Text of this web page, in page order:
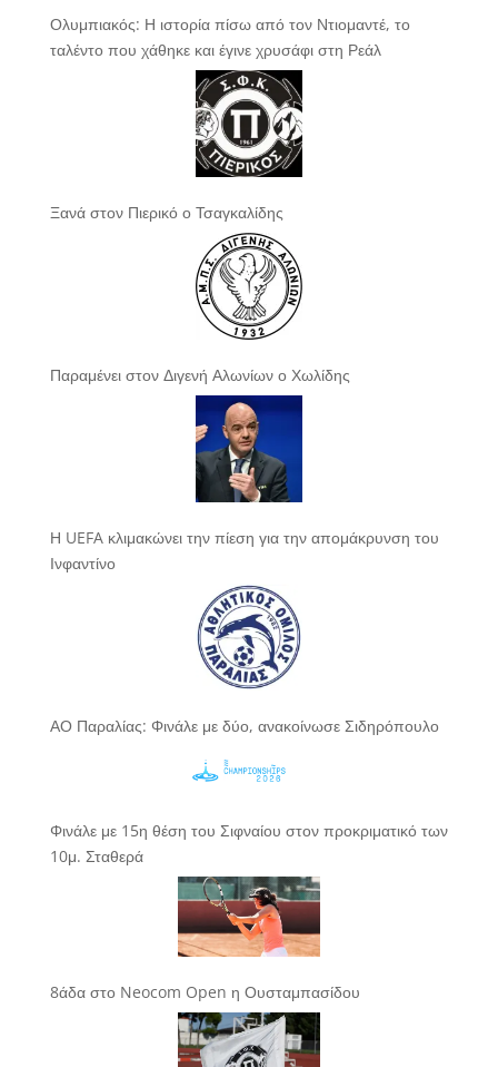
Ολυμπιακός: Η ιστορία πίσω από τον Ντιομαντέ, το
ταλέντο που χάθηκε και έγινε χρυσάφι στη Ρεάλ
Ξανά στον Πιερικό ο Τσαγκαλίδης
Παραμένει στον Διγενή Αλωνίων ο Χωλίδης
Η UEFA κλιμακώνει την πίεση για την απομάκρυνση του
Ινφαντίνο
ΑΟ Παραλίας: Φινάλε με δύο, ανακοίνωσε Σιδηρόπουλο
Φινάλε με 15η θέση του Σιφναίου στον προκριματικό των
10μ. Σταθερά
8άδα στο Neocom Open η Ουσταμπασίδου